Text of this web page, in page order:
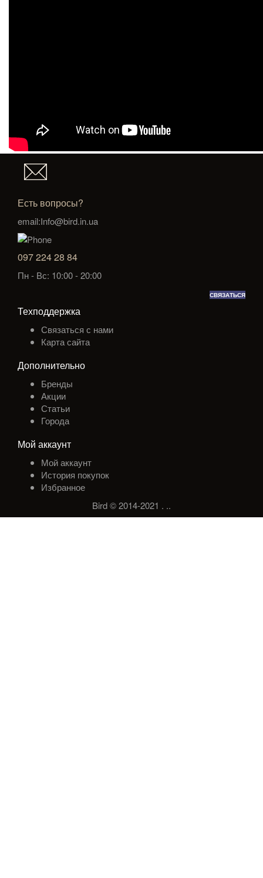
Есть вопросы?
email:Info@bird.in.ua
097 224 28 84
Пн - Вс: 10:00 - 20:00
СВЯЗАТЬСЯ
Техподдержка
Связаться с нами
Карта сайта
Дополнительно
Бренды
Акции
Статьи
Города
Мой аккаунт
Мой аккаунт
История покупок
Избранное
Bird © 2014-2021 . ..